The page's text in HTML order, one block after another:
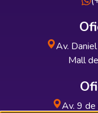
Av.
Mall
Av. 9 de